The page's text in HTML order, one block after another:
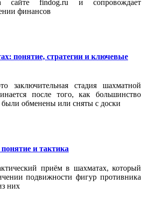
сайте findog.ru и сопровождает
финансов
понятие, стратегии и ключевые
стадия шахматной
после того, как большинство
были обменены или сняты с доски
и тактика
приём в шахматах, который
подвижности фигур противника
них